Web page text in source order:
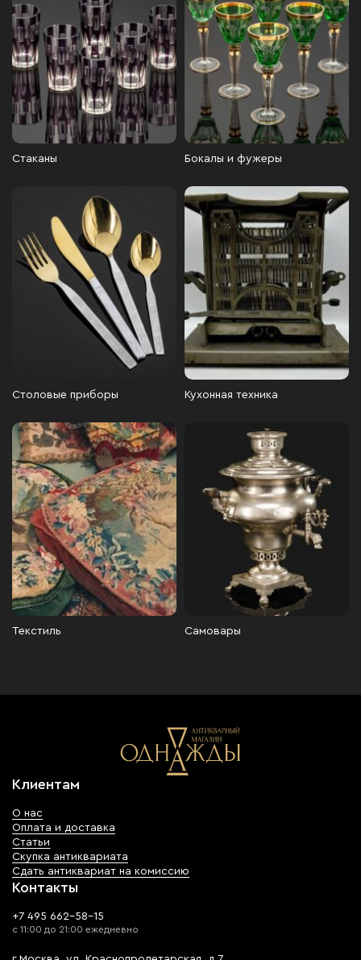
Стаканы Бокалы и фужеры
Столовые приборы Кухонная техника
Текстиль Самовары
Клиентам
О нас
Оплата и доставка
Статьи
Скупка антиквариата
Сдать антиквариат на комиссию
Контакты
+7 495 662-58-15
с 11:00 до 21:00 ежедневно